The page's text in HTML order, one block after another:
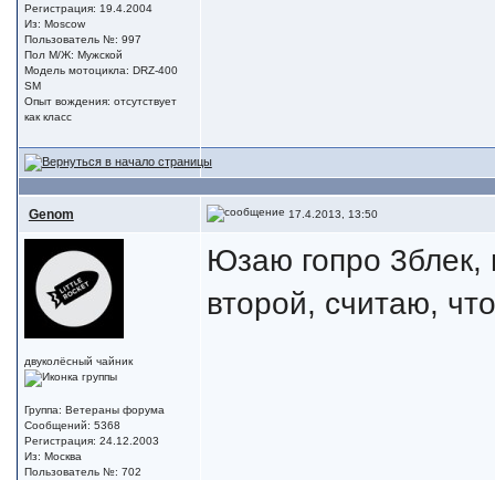
Регистрация: 19.4.2004
Из: Moscow
Пользователь №: 997
Пол М/Ж: Мужской
Модель мотоцикла: DRZ-400
SM
Опыт вождения: отсутствует
как класс
Genom 17.4.2013, 13:50
двуколёсный чайник
Группа: Ветераны форума
Сообщений: 5368
Регистрация: 24.12.2003
Из: Москва
Пользователь №: 702
Юзаю гопро 3блек,
второй, считаю,